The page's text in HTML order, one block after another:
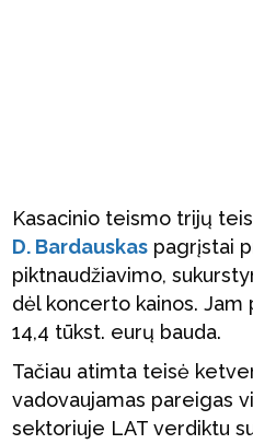
Kasacinio teismo trijų
D. Bardauskas pagrįstai
piktnaudžiavimo,
dėl koncerto kainos. Jam
14,4 tūkst. eurų bauda.
Tačiau atimta teisė
vadovaujamas pareigas
sektoriuje LAT verdiktu